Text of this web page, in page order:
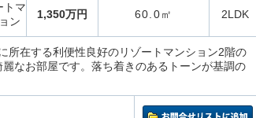
トマ
ン
1,350万円 60.0㎡ 2LDK
所在する利便性良好のリゾートマンション2階の
なお部屋です。落ち着きのあるトーンが基調の